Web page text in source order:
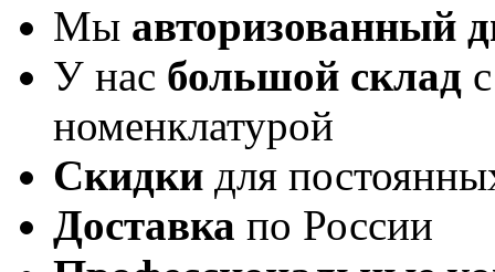
Мы авторизованный
У нас большой склад
номенклатурой
Скидки для
Доставка по России